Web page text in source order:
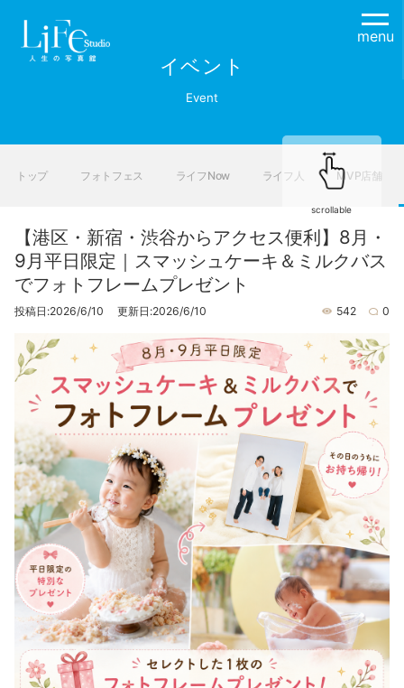
menu
イベント
Event
トップ フォトフェス ライフNow ライフ人 MVP店舗
【港区・新宿・渋谷からアクセス便利】8月・
9月平日限定｜スマッシュケーキ＆ミルクバス
でフォトフレームプレゼント
投稿日:2026/6/10 更新日:2026/6/10 542 0